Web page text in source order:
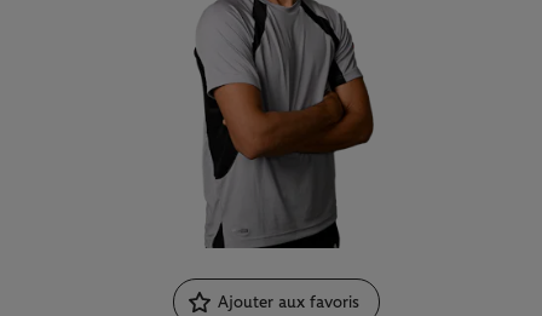
Ajouter aux favoris